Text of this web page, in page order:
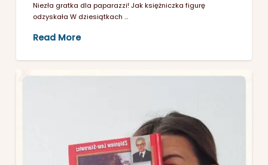
Niezła gratka dla paparazzi! Jak księżniczka figurę
odzyskała W dziesiątkach …
Read More